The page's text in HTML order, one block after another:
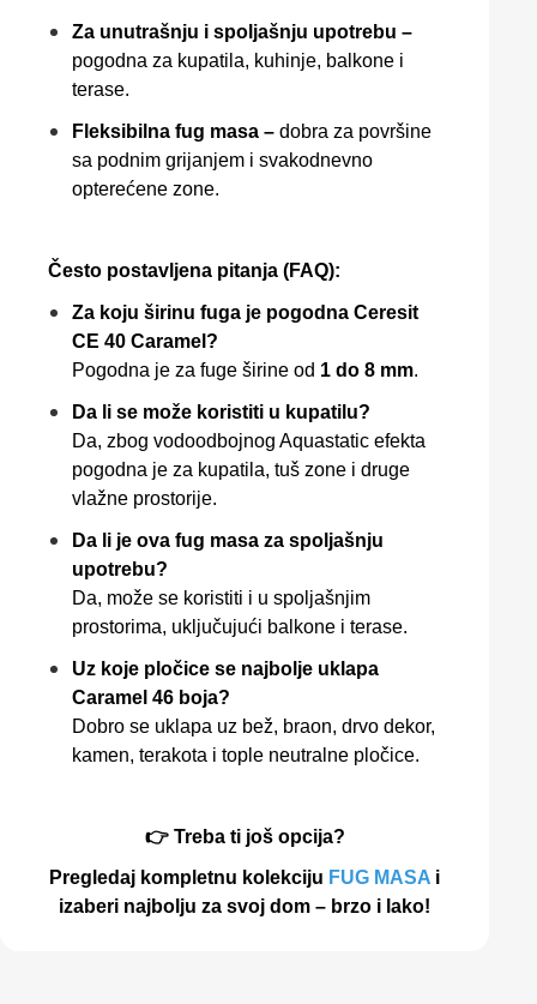
Za unutrašnju i spoljašnju upotrebu –
pogodna za kupatila, kuhinje, balkone i
terase.
Fleksibilna fug masa – dobra za površine
sa podnim grijanjem i svakodnevno
opterećene zone.
Često postavljena pitanja (FAQ):
Za koju širinu fuga je pogodna Ceresit
CE 40 Caramel?
Pogodna je za fuge širine od 1 do 8 mm.
Da li se može koristiti u kupatilu?
Da, zbog vodoodbojnog Aquastatic efekta
pogodna je za kupatila, tuš zone i druge
vlažne prostorije.
Da li je ova fug masa za spoljašnju
upotrebu?
Da, može se koristiti i u spoljašnjim
prostorima, uključujući balkone i terase.
Uz koje pločice se najbolje uklapa
Caramel 46 boja?
Dobro se uklapa uz bež, braon, drvo dekor,
kamen, terakota i tople neutralne pločice.
👉 Treba ti još opcija?
Pregledaj kompletnu kolekciju FUG MASA i
izaberi najbolju za svoj dom – brzo i lako!